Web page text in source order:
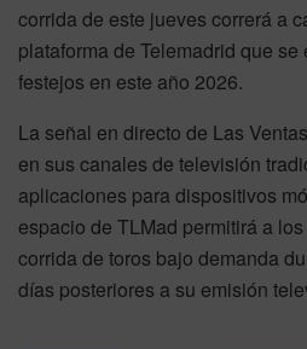
corrida de este jueves correrá a
plataforma de Telemadrid que
festejos en este año 2026.
La señal en directo de Las
en sus canales de televisión
aplicaciones para dispositivos
espacio de TLMad permitirá a
corrida de toros bajo demanda
días posteriores a su emisión